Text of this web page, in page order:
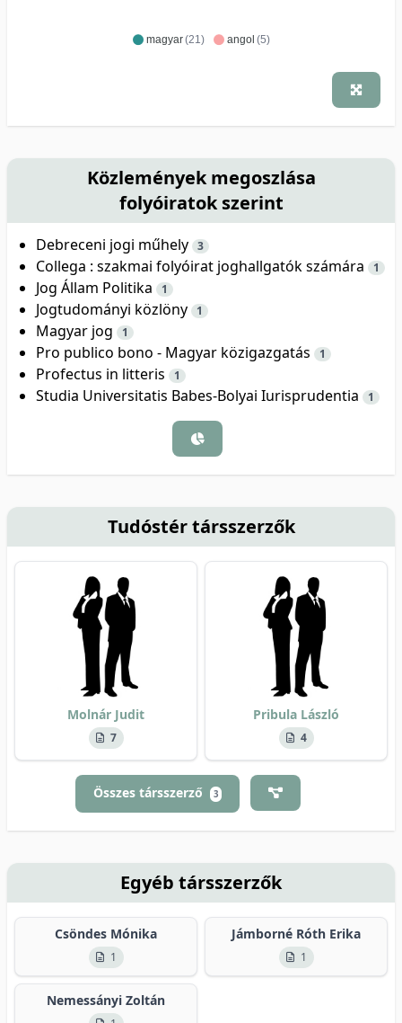
magyar(21) angol (5)
Közlemények megoszlása
folyóiratok szerint
Debreceni jogi műhely 3
Collega : szakmai folyóirat joghallgatók számára 1
Jog Állam Politika 1
Jogtudományi közlöny 1
Magyar jog 1
Pro publico bono - Magyar közigazgatás 1
Profectus in litteris 1
Studia Universitatis Babes-Bolyai Iurisprudentia 1
Tudóstér társszerzők
Molnár Judit
7
Pribula László
4
Összes társszerző 3
Egyéb társszerzők
Csöndes Mónika
1
Jámborné Róth Erika
1
Nemessányi Zoltán